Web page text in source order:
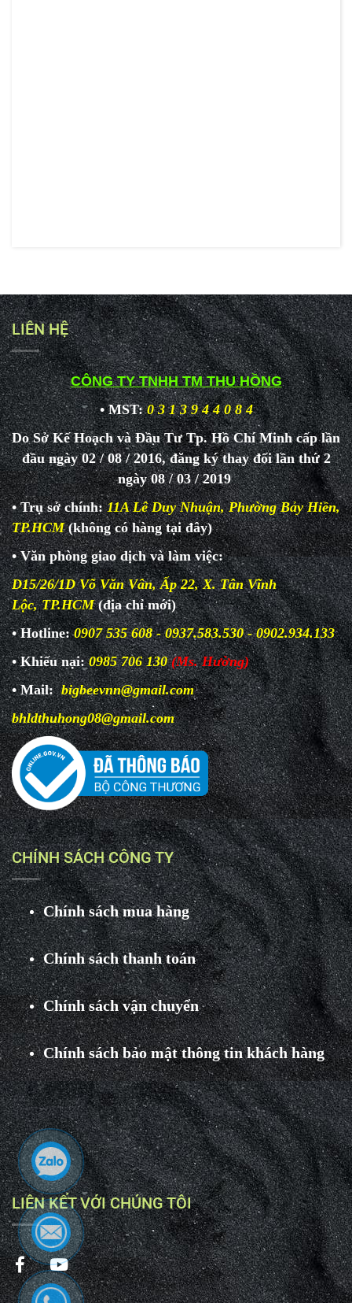
LIÊN HỆ
CÔNG TY TNHH TM THU HỒNG
• MST: 0 3 1 3 9 4 4 0 8 4
Do Sở Kế Hoạch và Đầu Tư Tp. Hồ Chí Minh cấp lần
đầu ngày 02 / 08 / 2016, đăng ký thay đổi lần thứ 2
ngày 08 / 03 / 2019
• Trụ sở chính:11A Lê Duy Nhuận, Phường Bảy Hiền,
TP.HCM (không có hàng tại đây)
• Văn phòng giao dịch và làmviệc:
D15/26/1D Võ Văn Vân, Ấp 22, X. Tân Vĩnh
Lộc, TP.HCM(địa chỉ mới)
• Hotline:0907 535 608 - 0937.583.530 - 0902.934.133
• Khiếu nại: 0985 706 130 (Ms. Hường)
• Mail:bigbeevnn@gmail.com
bhldthuhong08@gmail.com
CHÍNH SÁCH CÔNG TY
Chính sách mua hàng
Chính sách thanh toán
Chính sách vận chuyển
Chính sách bảo mật thông tin khách hàng
LIÊN KẾT VỚI CHÚNG TÔI